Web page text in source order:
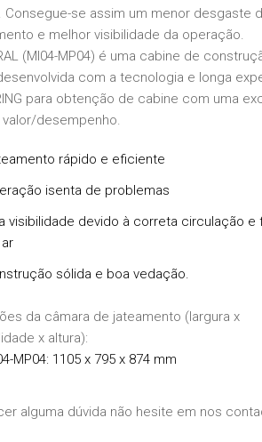
Consegue-se assim um menor desgaste
e melhor visibilidade da operação.
(MI04-MP04) é uma cabine de
com a tecnologia e longa
para obtenção de cabine com uma
desempenho.
rápido e eficiente
isenta de problemas
visibilidade devido à correta circulação e
sólida e boa vedação.
da câmara de jateamento (largura x
x altura):
MP04: 1105 x 795 x 874 mm
alguma dúvida não hesite em nos